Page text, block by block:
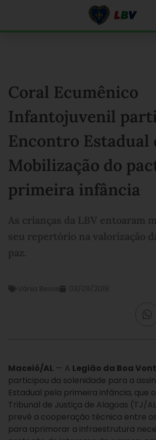
Coral Ecumênico
Infantojuvenil
Encontro Estadual
Mobilização do
primeira infância
As crianças da LBV entoaram
seu repertório na valorização
paz.
Vânia Besse 03/09/2019
Maceió/AL — A Legião da Boa
participou da solenidade para a
Estadual pela primeira infância, que
Tribunal de Justiça de Alagoas (TJ/
prevê a cooperação técnica entre
para aprimorar a infraestrutura